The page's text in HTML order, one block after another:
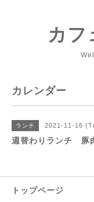
カ
カレンダー
ランチ 2021-11-16
週替わりランチ 豚
トップページ